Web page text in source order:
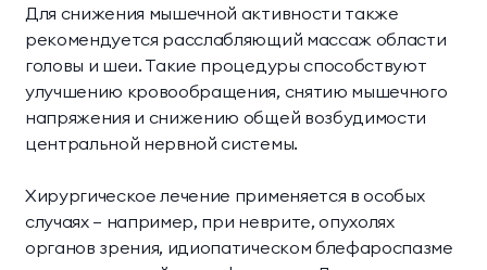
Для снижения мышечной активности также
рекомендуется расслабляющий массаж области
головы и шеи. Такие процедуры способствуют
улучшению кровообращения, снятию мышечного
напряжения и снижению общей возбудимости
центральной нервной системы.
Хирургическое лечение применяется в особых
случаях — например, при неврите, опухолях
органов зрения, идиопатическом блефароспазме